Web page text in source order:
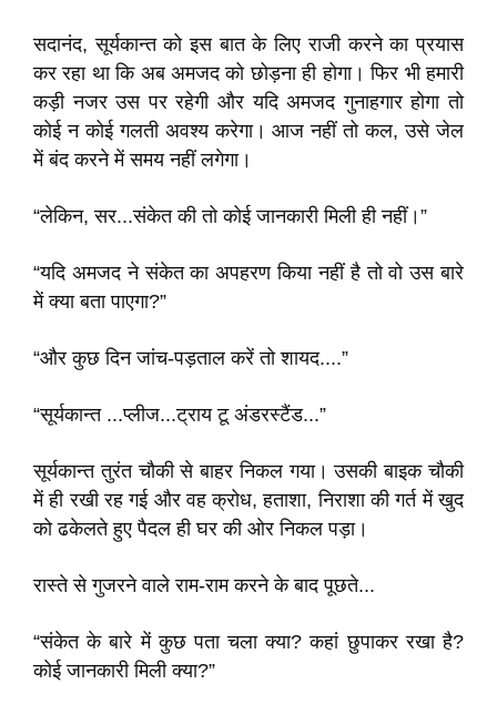
सदानंद, सूर्यकान्त को इस बात के लिए राजी करने का प्रयास
कर रहा था कि अब अमजद को छोड़ना ही होगा। फिर भी हमारी
कड़ी नजर उस पर रहेगी और यदि अमजद गुनाहगार होगा तो
कोई न कोई गलती अवश्य करेगा। आज नहीं तो कल, उसे जेल
में बंद करने में समय नहीं लगेगा।
“लेकिन, सर...संकेत की तो कोई जानकारी मिली ही नहीं।”
“यदि अमजद ने संकेत का अपहरण किया नहीं है तो वो उस बारे
में क्या बता पाएगा?”
“और कुछ दिन जांच-पड़ताल करें तो शायद....”
“सूर्यकान्त ...प्लीज...ट्राय टू अंडरस्टैंड...”
सूर्यकान्त तुरंत चौकी से बाहर निकल गया। उसकी बाइक चौकी
में ही रखी रह गई और वह क्रोध, हताशा, निराशा की गर्त में खुद
को ढकेलते हुए पैदल ही घर की ओर निकल पड़ा।
रास्ते से गुजरने वाले राम-राम करने के बाद पूछते...
“संकेत के बारे में कुछ पता चला क्या? कहां छुपाकर रखा है?
कोई जानकारी मिली क्या?”